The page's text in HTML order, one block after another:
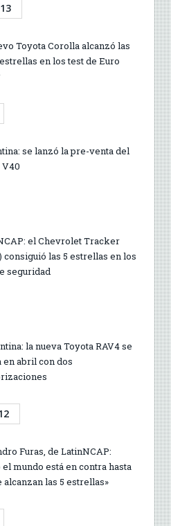
Toyota Corolla alcanzó las
en los test de Euro
se lanzó la pre-venta del
el Chevrolet Tracker
consiguió las 5 estrellas en los
seguridad
la nueva Toyota RAV4 se
en abril con dos
Furas, de LatinNCAP:
el mundo está en contra hasta
alcanzan las 5 estrellas»